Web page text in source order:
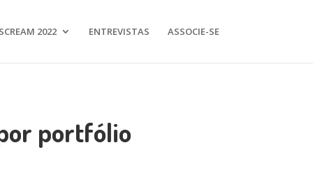
2022 ENTREVISTAS ASSOCIE-SE
portfólio